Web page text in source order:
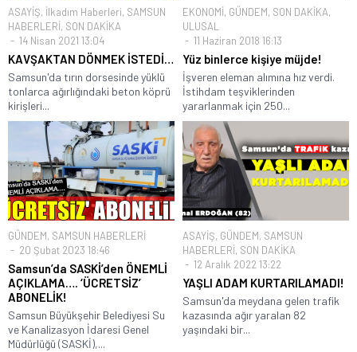
ASAYİŞ, İlkadım Haberleri, SAMSUN
HABERLERİ, SON DAKİKA
14 Nisan 2021 13:04
KAVŞAKTAN DÖNMEK İSTEDİ…
Samsun'da tırın dorsesinde yüklü
tonlarca ağırlığındaki beton köprü
kirişleri...
EKONOMİ, GÜNDEM, SON DAKİKA,
ULUSAL
11 Haziran 2018 16:13
Yüz binlerce kişiye müjde!
İşveren eleman alımına hız verdi.
İstihdam teşviklerinden
yararlanmak için 250...
GÜNDEM, SAMSUN HABERLERİ
20 Şubat 2023 18:46
Samsun’da SASKİ’den ÖNEMLİ
AÇIKLAMA…. ‘ÜCRETSİZ’
ABONELİK!
Samsun Büyükşehir Belediyesi Su
ve Kanalizasyon İdaresi Genel
Müdürlüğü (SASKİ),...
ASAYİŞ, GÜNDEM, SAMSUN
HABERLERİ, SON DAKİKA
12 Aralık 2022 13:22
YAŞLI ADAM KURTARILAMADI!
Samsun'da meydana gelen trafik
kazasında ağır yaralan 82
yaşındaki bir...